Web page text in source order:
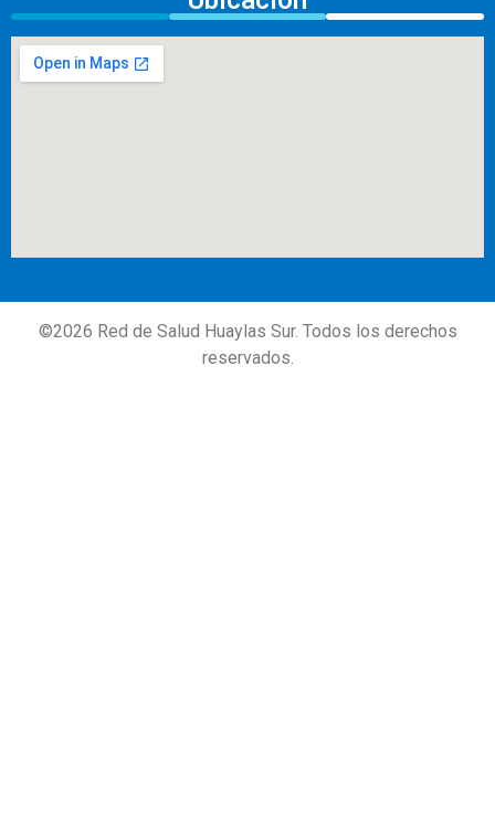
©2026 Red de Salud Huaylas Sur. Todos los derechos
reservados.